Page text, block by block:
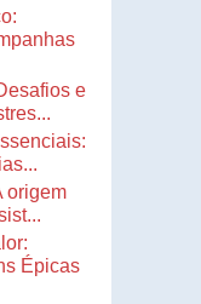
e
origem
Épicas